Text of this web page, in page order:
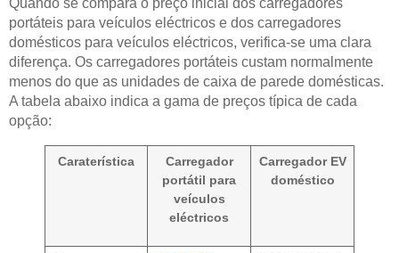
portáteis para veículos eléctricos e dos carregadores
domésticos para veículos eléctricos, verifica-se uma clara
diferença. Os carregadores portáteis custam normalmente
menos do que as unidades de caixa de parede domésticas.
A tabela abaixo indica a gama de preços típica de cada
opção:
Caraterística
Carregador
portátil para
veículos
eléctricos
Carregador EV
doméstico